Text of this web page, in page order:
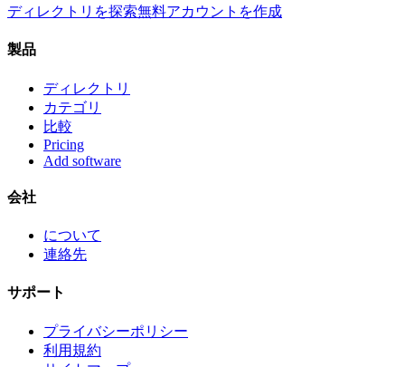
ディレクトリを探索無料アカウントを作成
製品
ディレクトリ
カテゴリ
比較
Pricing
Add software
会社
について
連絡先
サポート
プライバシーポリシー
利用規約